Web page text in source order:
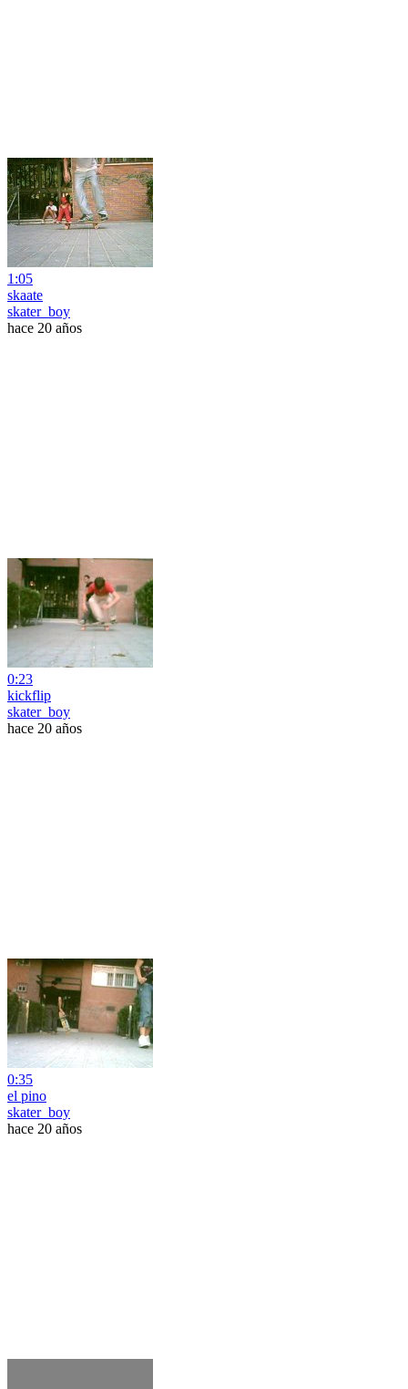
1:05
skaate
skater_boy
hace 20 años
0:23
kickflip
skater_boy
hace 20 años
0:35
el pino
skater_boy
hace 20 años